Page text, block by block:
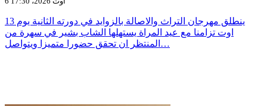
ينطلق مهرجان التراث والاصالة بالزوايد في دورته الثانية يوم 13
اوت تزامنا مع عيد المراة يستهلها الشاب بشير في سهرة من
المنتظر ان تحقق حضورا متميزا ويتواصل…